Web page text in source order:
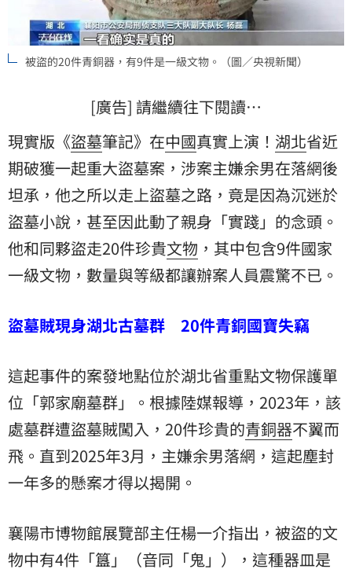
被盜的20件青銅器，有9件是一級文物。（圖／央視新聞）
[廣告] 請繼續往下閱讀…
現實版《盜墓筆記》在中國真實上演！ 湖北省近
期破獲一起重大盜墓案，涉案主嫌余男在落網後
坦承，他之所以走上盜墓之路，竟是因為沉迷於
盜墓小說，甚至因此動了親身「實踐」的念頭。
他和同夥盜走20件珍貴文物 ，其中包含9件國家
一級文物，數量與等級都讓辦案人員震驚不已。
盜墓賊現身湖北古墓群 20件青銅國寶失竊
這起事件的案發地點位於湖北省重點文物保護單
位「郭家廟墓群」。根據陸媒報導，2023年，該
處墓群遭盜墓賊闖入，20件珍貴的青銅器不翼而
飛。直到2025年3月，主嫌余男落網，這起塵封
一年多的懸案才得以揭開。
襄陽市博物館展覽部主任楊一介指出，被盜的文
物中有4件「簋」（音同「鬼」），這種器皿是